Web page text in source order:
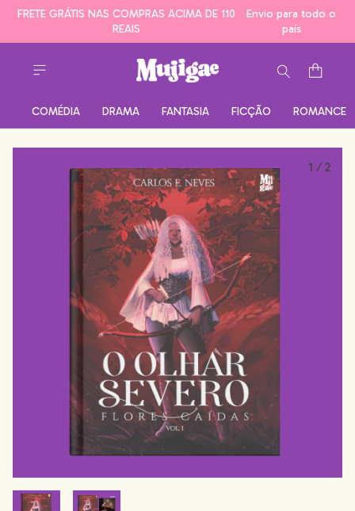
FRETE GRÁTIS NAS COMPRAS ACIMA DE 110
REAIS
Envio para todo o
país
COMÉDIA DRAMA FANTASIA FICÇÃO ROMANCE
1 / 2